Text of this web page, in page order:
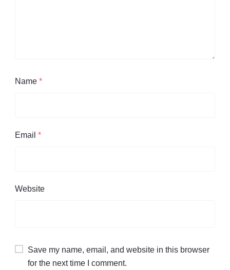
Name *
Email *
Website
Save my name, email, and website in this browser
for the next time I comment.